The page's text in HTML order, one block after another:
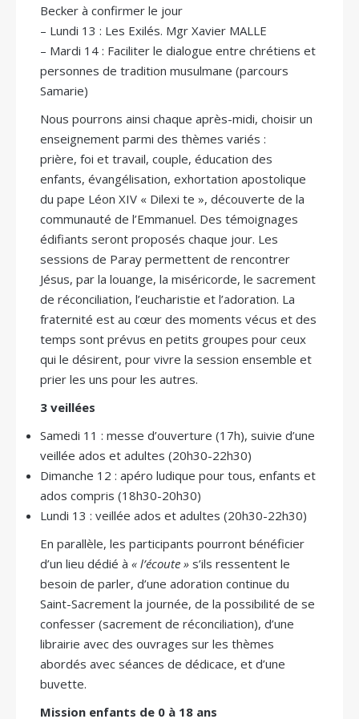
Becker à confirmer le jour
– Lundi 13 : Les Exilés. Mgr Xavier MALLE
– Mardi 14 : Faciliter le dialogue entre chrétiens et
personnes de tradition musulmane (parcours
Samarie)
Nous pourrons ainsi chaque après-midi, choisir un
enseignement parmi des thèmes variés :
prière, foi et travail, couple, éducation des
enfants, évangélisation, exhortation apostolique
du pape Léon XIV « Dilexi te », découverte de la
communauté de l’Emmanuel. Des témoignages
édifiants seront proposés chaque jour. Les
sessions de Paray permettent de rencontrer
Jésus, par la louange, la miséricorde, le sacrement
de réconciliation, l’eucharistie et l’adoration. La
fraternité est au cœur des moments vécus et des
temps sont prévus en petits groupes pour ceux
qui le désirent, pour vivre la session ensemble et
prier les uns pour les autres.
3 veillées
Samedi 11 : messe d’ouverture (17h), suivie d’une
veillée ados et adultes (20h30-22h30)
Dimanche 12 : apéro ludique pour tous, enfants et
ados compris (18h30-20h30)
Lundi 13 : veillée ados et adultes (20h30-22h30)
En parallèle, les participants pourront bénéficier
d’un lieu dédié à « l’écoute » s’ils ressentent le
besoin de parler, d’une adoration continue du
Saint-Sacrement la journée, de la possibilité de se
confesser (sacrement de réconciliation), d’une
librairie avec des ouvrages sur les thèmes
abordés avec séances de dédicace, et d’une
buvette.
Mission enfants de 0 à 18 ans